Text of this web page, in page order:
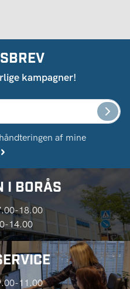
kampagner!
af ​​mine
I BORÅS
18.00
14.00
11.00